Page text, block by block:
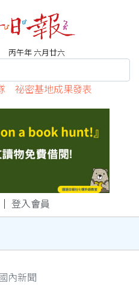
丙午年 六月廿六
祕密基地成果發表
｜ 登入會員
內新聞